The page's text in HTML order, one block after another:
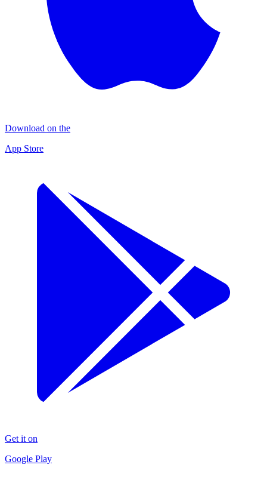
Download on the
App Store
Get it on
Google Play